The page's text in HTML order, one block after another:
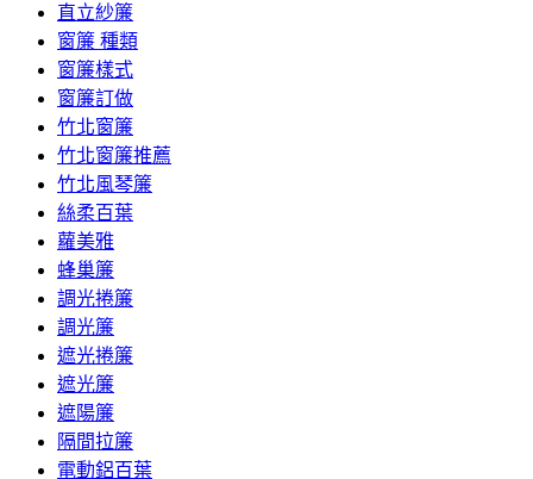
直立紗簾
窗簾 種類
窗簾樣式
窗簾訂做
竹北窗簾
竹北窗簾推薦
竹北風琴簾
絲柔百葉
蘿美雅
蜂巢簾
調光捲簾
調光簾
遮光捲簾
遮光簾
遮陽簾
隔間拉簾
電動鋁百葉